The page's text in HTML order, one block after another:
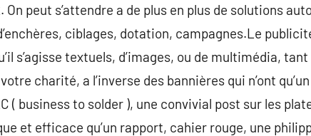
On peut s’attendre a de plus en plus de solutions
ciblages, dotation, campagnes.Le
s’agisse textuels, d’images, ou de multimédia,
charité, a l’inverse des bannières qui n’ont
( business to solder ), une convivial post sur les
et efficace qu’un rapport, cahier rouge, une